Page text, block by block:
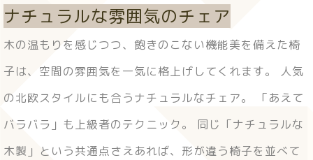
ナチュラルな雰囲気のチェア
木の温もりを感じつつ、飽きのこない機能美を備えた椅
子は、空間の雰囲気を一気に格上げしてくれます。 人気
の北欧スタイルにも合うナチュラルなチェア。 「あえて
バラバラ」も上級者のテクニック。 同じ「ナチュラルな
木製」という共通点さえあれば、形が違う椅子を並べて